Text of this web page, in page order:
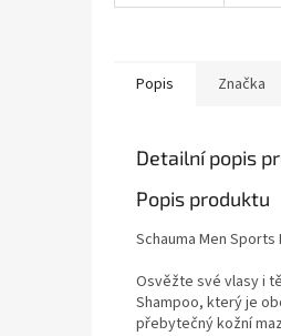
Popis Značka
Detailní popis
Popis produktu
Schauma Men
Osvěžte své vlasy i
Shampoo, který je
přebytečný kožní